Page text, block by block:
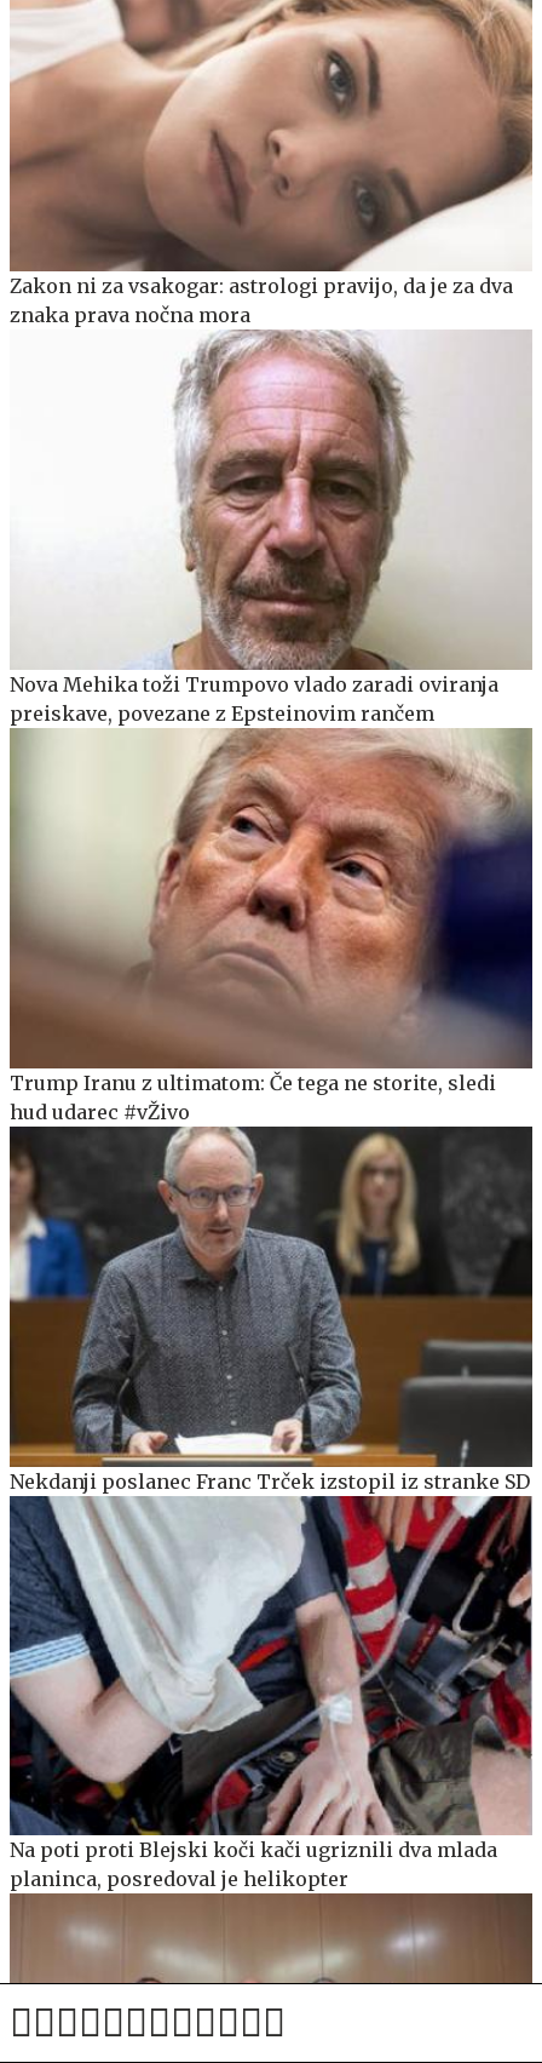
Zakon ni za vsakogar: astrologi pravijo, da je za dva
znaka prava nočna mora
Nova Mehika toži Trumpovo vlado zaradi oviranja
preiskave, povezane z Epsteinovim rančem
Trump Iranu z ultimatom: Če tega ne storite, sledi
hud udarec #vŽivo
Nekdanji poslanec Franc Trček izstopil iz stranke SD
Na poti proti Blejski koči kači ugriznili dva mlada
planinca, posredoval je helikopter